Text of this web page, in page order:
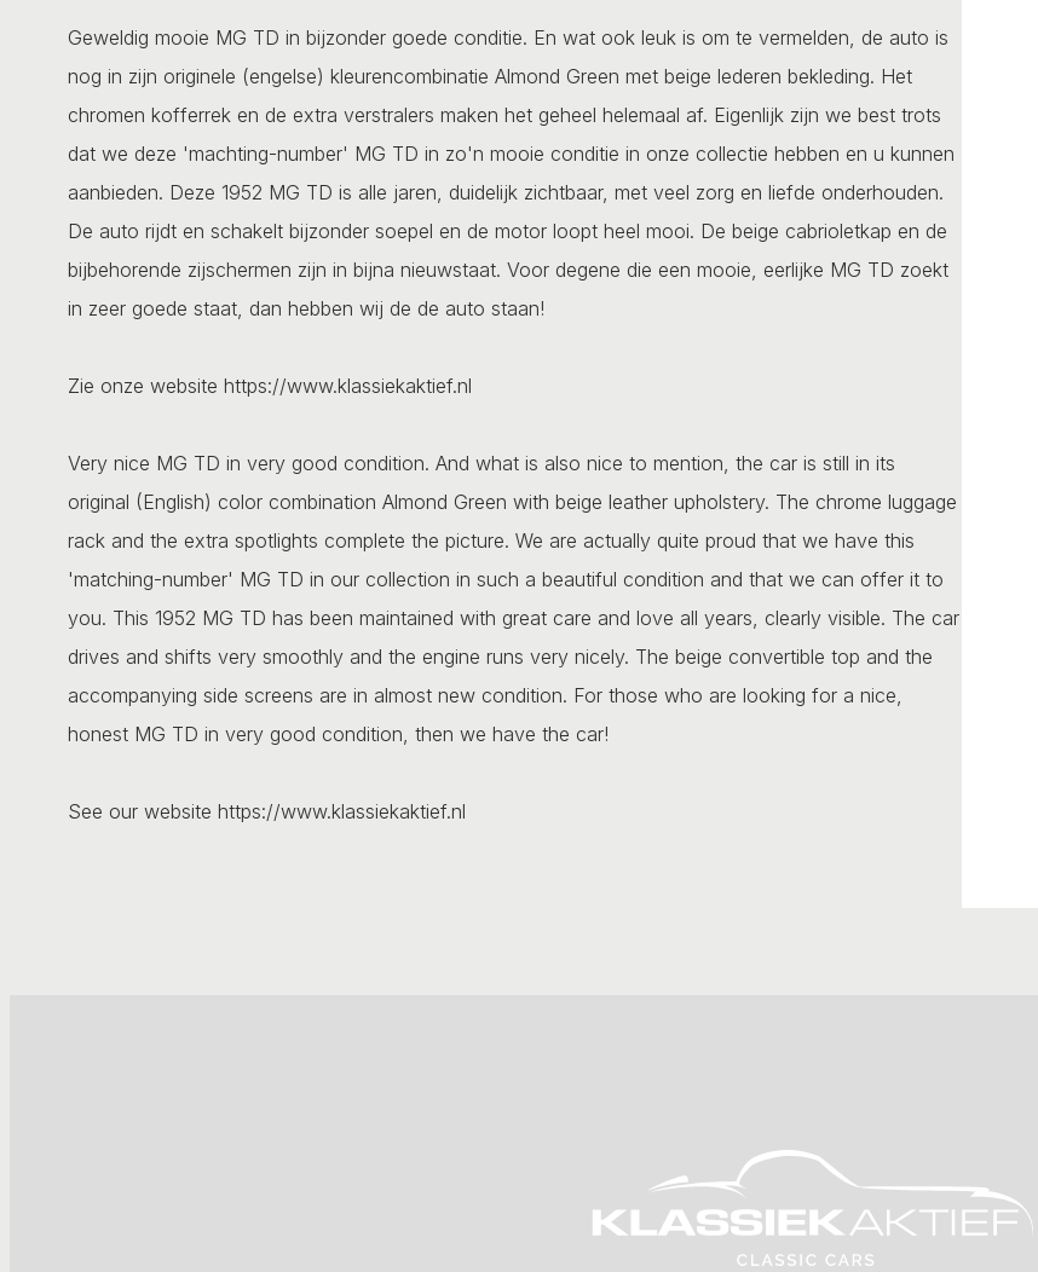
Geweldig mooie MG TD in bijzonder goede conditie. En wat ook leuk is om te vermelden, de auto is
nog in zijn originele (engelse) kleurencombinatie Almond Green met beige lederen bekleding. Het
chromen kofferrek en de extra verstralers maken het geheel helemaal af. Eigenlijk zijn we best trots
dat we deze 'machting-number' MG TD in zo'n mooie conditie in onze collectie hebben en u kunnen
aanbieden. Deze 1952 MG TD is alle jaren, duidelijk zichtbaar, met veel zorg en liefde onderhouden.
De auto rijdt en schakelt bijzonder soepel en de motor loopt heel mooi. De beige cabrioletkap en de
bijbehorende zijschermen zijn in bijna nieuwstaat. Voor degene die een mooie, eerlijke MG TD zoekt
in zeer goede staat, dan hebben wij de de auto staan!
Zie onze website https://www.klassiekaktief.nl
Very nice MG TD in very good condition. And what is also nice to mention, the car is still in its
original (English) color combination Almond Green with beige leather upholstery. The chrome luggage
rack and the extra spotlights complete the picture. We are actually quite proud that we have this
'matching-number' MG TD in our collection in such a beautiful condition and that we can offer it to
you. This 1952 MG TD has been maintained with great care and love all years, clearly visible. The car
drives and shifts very smoothly and the engine runs very nicely. The beige convertible top and the
accompanying side screens are in almost new condition. For those who are looking for a nice,
honest MG TD in very good condition, then we have the car!
See our website https://www.klassiekaktief.nl